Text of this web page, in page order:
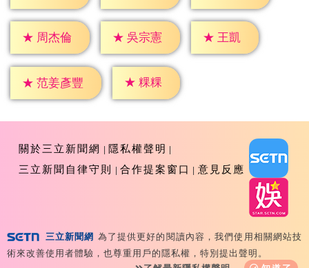
★ 周杰倫 ★ 吳宗憲 ★ 王凱
★ 范姜彥豐 ★ 粿粿
關於三立新聞網
隱私權聲明
三立新聞自律守則
合作提案窗口 意見反應
Copyright ©2026 Sanlih E-Television All Rights
Reserved 版權所有 盜用必究 台北市內湖區舊宗路一段159
三立新聞網 為了提供更好的閱讀內容，我們使用相關網站技
術來改善使用者體驗，也尊重用戶的隱私權，特別提出聲明。